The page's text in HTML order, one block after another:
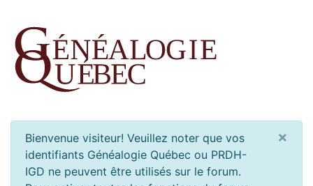
Bienvenue visiteur! Veuillez noter que vos
identifiants Généalogie Québec ou PRDH-
IGD ne peuvent être utilisés sur le forum.
×